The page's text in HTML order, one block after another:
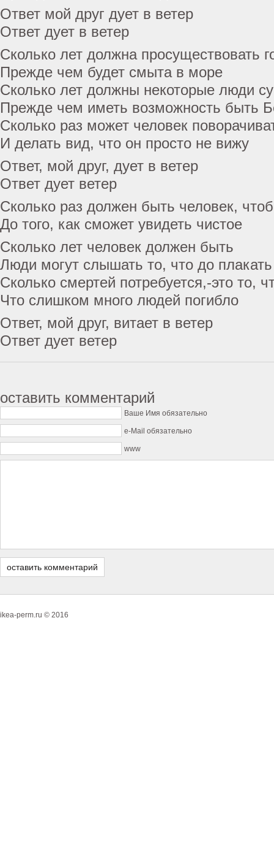
Ответ мой друг дует в ветер
Ответ дует в ветер
Сколько лет должна просуществовать
Прежде чем будет смыта в море
Сколько лет должны некоторые люди
Прежде чем иметь возможность быть
Сколько раз может человек
И делать вид, что он просто не вижу
Ответ, мой друг, дует в ветер
Ответ дует ветер
Сколько раз должен быть человек,
До того, как сможет увидеть чистое
Сколько лет человек должен быть
Люди могут слышать то, что до плакать
Сколько смертей потребуется,-это то,
Что слишком много людей погибло
Ответ, мой друг, витает в ветер
Ответ дует ветер
оставить комментарий
Ваше Имя обязательно
e-Mail обязательно
www
ikea-perm.ru © 2016